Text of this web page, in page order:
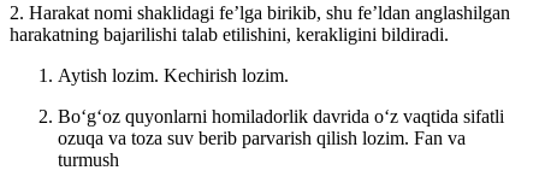
2. Harakat nomi shaklidagi feʼlga birikib, shu feʼldan anglashilgan
harakatning bajarilishi talab etilishini, kerakligini bildiradi.
Aytish lozim. Kechirish lozim.
Boʻgʻoz quyonlarni homiladorlik davrida oʻz vaqtida sifatli
ozuqa va toza suv berib parvarish qilish lozim. Fan va
turmush